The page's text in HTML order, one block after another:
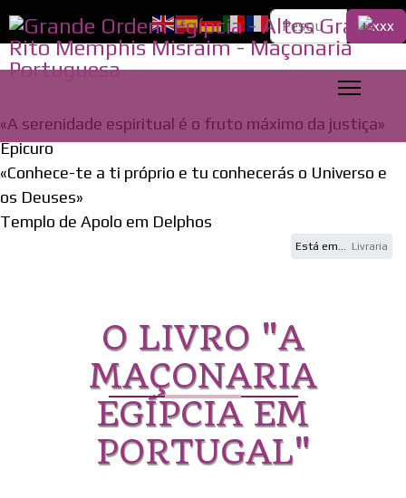
Pesquisa...
«A serenidade espiritual é o fruto máximo da justiça»
Epicuro
«Conhece-te a ti próprio e tu conhecerás o Universo e
os Deuses»
Templo de Apolo em Delphos
Está em... Livraria
O LIVRO "A
MAÇONARIA
EGÍPCIA EM
PORTUGAL"